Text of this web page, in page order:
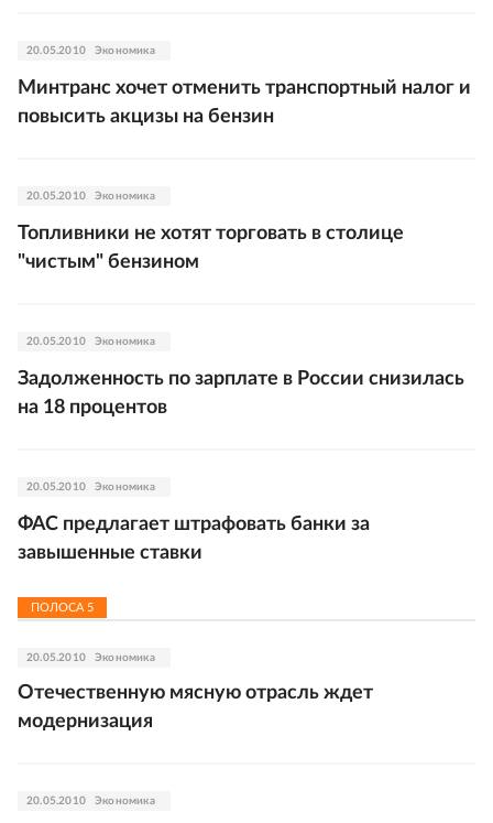
20.05.2010 Экономика
Минтранс хочет отменить транспортный налог и
повысить акцизы на бензин
20.05.2010 Экономика
Топливники не хотят торговать в столице
"чистым" бензином
20.05.2010 Экономика
Задолженность по зарплате в России снизилась
на 18 процентов
20.05.2010 Экономика
ФАС предлагает штрафовать банки за
завышенные ставки
ПОЛОСА 5
20.05.2010 Экономика
Отечественную мясную отрасль ждет
модернизация
20.05.2010 Экономика